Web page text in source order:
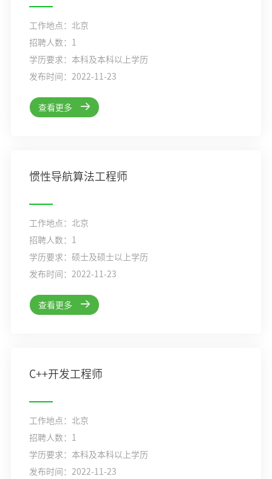
工作地点：北京
招聘人数：1
学历要求：本科及本科以上学历
发布时间：2022-11-23
查看更多
惯性导航算法工程师
工作地点：北京
招聘人数：1
学历要求：硕士及硕士以上学历
发布时间：2022-11-23
查看更多
C++开发工程师
工作地点：北京
招聘人数：1
学历要求：本科及本科以上学历
发布时间：2022-11-23